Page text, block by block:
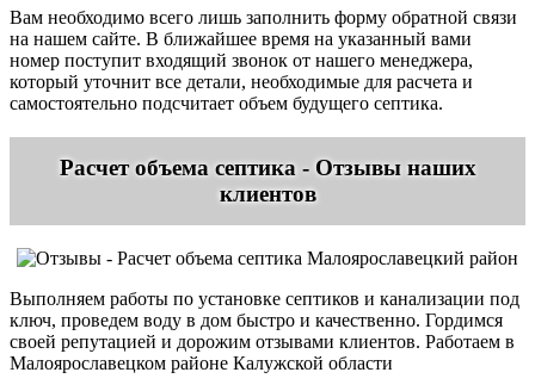
Вам необходимо всего лишь заполнить форму обратной связи
на нашем сайте. В ближайшее время на указанный вами
номер поступит входящий звонок от нашего менеджера,
который уточнит все детали, необходимые для расчета и
самостоятельно подсчитает объем будущего септика.
Расчет объема септика - Отзывы наших
клиентов
Выполняем работы по установке септиков и канализации под
ключ, проведем воду в дом быстро и качественно. Гордимся
своей репутацией и дорожим отзывами клиентов. Работаем в
Малоярославецком районе Калужской области